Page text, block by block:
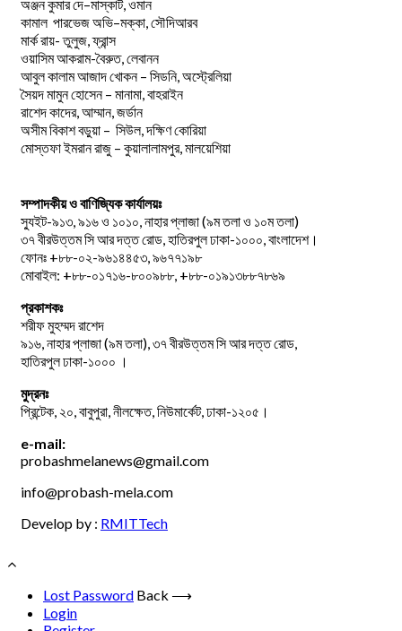
অঞ্জনকুমারদে–মাস্কাট, ওমান
কামাল পারভেজঅভি–মক্কা সৌদিআরব
মার্ক রায়- তুলুজ, ফ্রান্স
ওয়াসিম আকরাম-বৈরুত, লেবানন
আবুল কালাম আজাদ খোকন – সিডনি, অস্ট্রেলিয়া
সৈয়দ মামুন হোসেন – মানামা, বাহরাইন
রাশেদ কাদের, আম্মান, জর্ডান
অসীম বিকাশ বড়ুয়া – সিউল, দক্ষিণ কোরিয়া
মোস্তফা ইমরান রাজু – কুয়ালালামপুর, মালয়েশিয়া
সম্পাদকীয় ও বাণিজ্যিক কার্যালয়ঃ
স্যুইট-৯১৩, ৯১৬ ও ১০১০, নাহার প্লাজা (৯ম তলা ও ১০ম তলা)
৩৭ বীরউত্তম সি আর দত্ত রোড, হাতিরপুল ঢাকা-১০০০, বাংলাদেশ।
ফোনঃ +৮৮-০২-৯৬১৪৪৫৩, ৯৬৭৭১৯৮
মোবাইল: +৮৮-০১৭১৬-৮০০৯৮৮, +৮৮-০১৯১৩৮৮৭৮৬৯
প্রকাশকঃ
শরীফ মুহম্মদ রাশেদ
৯১৬, নাহার প্লাজা (৯ম তলা), ৩৭ বীরউত্তম সি আর দত্ত রোড,
হাতিরপুল ঢাকা-১০০০ ।
মুদ্রনঃ
প্রিন্টেক, ২০, বাবুপুরা, নীলক্ষেত, নিউমার্কেট, ঢাকা-১২০৫।
e-mail:
probashmelanews@gmail.com
info@probash-mela.com
Develop by : RMITTech
Lost Password Back ⟶
Login